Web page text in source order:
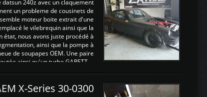
240z avec un claquement
un probleme de cousinets de
moteur boite extrait d'une
le vilebrequin ainsi que la
état, nous avons juste procédé à
ainsi que la pompe à
de soupapes OEM. Une paire
ainsi qu'un turbo GARETT ...
X-Series 30-0300